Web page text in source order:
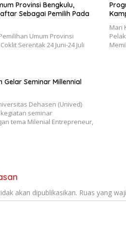
Provinsi Bengkulu,
Sebagai Pemilih Pada
Umum Provinsi
Serentak 24 Juni-24 Juli
Mari
Gelar Seminar Millennial
Dehasen (Unived)
seminar
tema Milenial Entrepreneur,
akan dipublikasikan. Ruas yang